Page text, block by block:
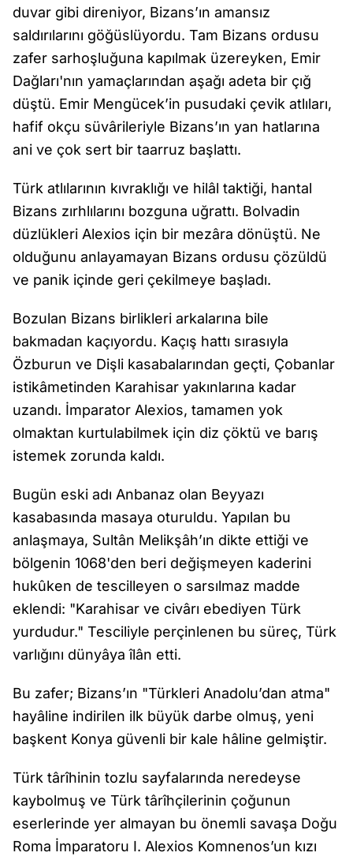
duvar gibi direniyor, Bizans’ın amansız
saldırılarını göğüslüyordu. Tam Bizans ordusu
zafer sarhoşluğuna kapılmak üzereyken, Emir
Dağları'nın yamaçlarından aşağı adeta bir çığ
düştü. Emir Mengücek’in pusudaki çevik atlıları,
hafif okçu süvârileriyle Bizans’ın yan hatlarına
ani ve çok sert bir taarruz başlattı.
Türk atlılarının kıvraklığı ve hilâl taktiği, hantal
Bizans zırhlılarını bozguna uğrattı. Bolvadin
düzlükleri Alexios için bir mezâra dönüştü. Ne
olduğunu anlayamayan Bizans ordusu çözüldü
ve panik içinde geri çekilmeye başladı.
Bozulan Bizans birlikleri arkalarına bile
bakmadan kaçıyordu. Kaçış hattı sırasıyla
Özburun ve Dişli kasabalarından geçti, Çobanlar
istikâmetinden Karahisar yakınlarına kadar
uzandı. İmparator Alexios, tamamen yok
olmaktan kurtulabilmek için diz çöktü ve barış
istemek zorunda kaldı.
Bugün eski adı Anbanaz olan Beyyazı
kasabasında masaya oturuldu. Yapılan bu
anlaşmaya, Sultân Melikşâh’ın dikte ettiği ve
bölgenin 1068'den beri değişmeyen kaderini
hukûken de tescilleyen o sarsılmaz madde
eklendi: "Karahisar ve civârı ebediyen Türk
yurdudur." Tesciliyle perçinlenen bu süreç, Türk
varlığını dünyâya îlân etti.
Bu zafer; Bizans’ın "Türkleri Anadolu’dan atma"
hayâline indirilen ilk büyük darbe olmuş, yeni
başkent Konya güvenli bir kale hâline gelmiştir.
Türk târîhinin tozlu sayfalarında neredeyse
kaybolmuş ve Türk târîhçilerinin çoğunun
eserlerinde yer almayan bu önemli savaşa Doğu
Roma İmparatoru I. Alexios Komnenos’un kızı